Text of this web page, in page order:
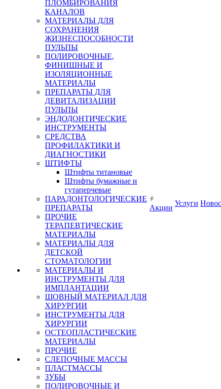
ПЛОМБИРОВАНИЯ
КАНАЛОВ
МАТЕРИАЛЫ ДЛЯ
СОХРАНЕНИЯ
ЖИЗНЕСПОСОБНОСТИ
ПУЛЬПЫ
ПОЛИРОВОЧНЫЕ,
ФИНИШНЫЕ И
ИЗОЛЯЦИОННЫЕ
МАТЕРИАЛЫ
ПРЕПАРАТЫ ДЛЯ
ДЕВИТАЛИЗАЦИИ
ПУЛЬПЫ
ЭНДОДОНТИЧЕСКИЕ
ИНСТРУМЕНТЫ
СРЕДСТВА
ПРОФИЛАКТИКИ И
ДИАГНОСТИКИ
ШТИФТЫ
Штифты титановые
Штифты бумажные и
гутаперчевые
ПАРАДОНТОЛОГИЧЕСКИЕ
ПРЕПАРАТЫ
ПРОЧИЕ
ТЕРАПЕВТИЧЕСКИЕ
МАТЕРИАЛЫ
МАТЕРИАЛЫ ДЛЯ
ДЕТСКОЙ
СТОМАТОЛОГИИ
МАТЕРИАЛЫ И
ИНСТРУМЕНТЫ ДЛЯ
ИМПЛАНТАЦИИ
ШОВНЫЙ МАТЕРИАЛ ДЛЯ
ХИРУРГИИ
ИНСТРУМЕНТЫ ДЛЯ
ХИРУРГИИ
ОСТЕОПЛАСТИЧЕСКИЕ
МАТЕРИАЛЫ
ПРОЧИЕ
СЛЕПОЧНЫЕ МАССЫ
ПЛАСТМАССЫ
ЗУБЫ
ПОЛИРОВОЧНЫЕ И
Акции
Услуги